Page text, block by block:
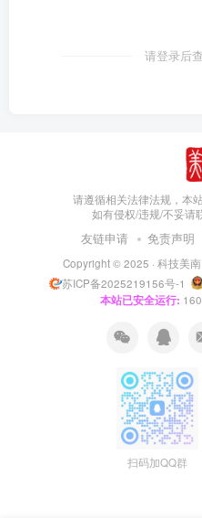
请登录后
请遵循相关法律法规，本
如有侵权/违规/不妥请
友链申请 免责声明
Copyright © 2025 · 科技美南
苏ICP备2025219156号-1
本站已安全运行:
扫码加QQ群